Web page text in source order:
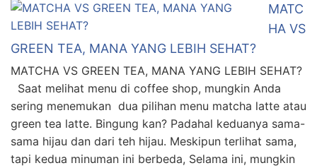
MATC
HA VS
GREEN TEA, MANA YANG LEBIH SEHAT?
MATCHA VS GREEN TEA, MANA YANG LEBIH SEHAT?
Saat melihat menu di coffee shop, mungkin Anda
sering menemukan dua pilihan menu matcha latte atau
green tea latte. Bingung kan? Padahal keduanya sama-
sama hijau dan dari teh hijau. Meskipun terlihat sama,
tapi kedua minuman ini berbeda, Selama ini, mungkin